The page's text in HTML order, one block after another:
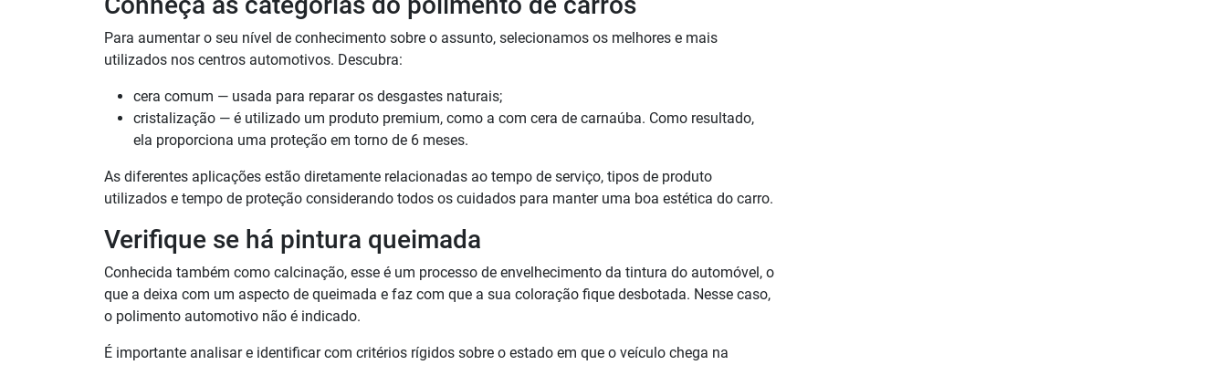
Para aumentar o seu nível de conhecimento sobre o assunto, selecionamos os melhores e mais
utilizados nos centros automotivos. Descubra:
cera comum — usada para reparar os desgastes naturais;
cristalização — é utilizado um produto premium, como a com cera de carnaúba. Como resultado,
ela proporciona uma proteção em torno de 6 meses.
As diferentes aplicações estão diretamente relacionadas ao tempo de serviço, tipos de produto
utilizados e tempo de proteção considerando todos os cuidados para manter uma boa estética do carro.
Verifique se há pintura queimada
Conhecida também como calcinação, esse é um processo de envelhecimento da tintura do automóvel, o
que a deixa com um aspecto de queimada e faz com que a sua coloração fique desbotada. Nesse caso,
o polimento automotivo não é indicado.
É importante analisar e identificar com critérios rígidos sobre o estado em que o veículo chega na